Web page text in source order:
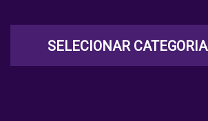
SELECIONAR CATEGORIA